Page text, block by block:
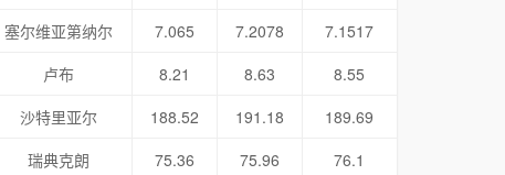
塞尔维亚第纳尔
7.065 7.2078
7.1517
卢布
8.21 8.63
8.55
沙特里亚尔
188.52 191.18
189.69
瑞典克朗
75.36 75.96
76.1